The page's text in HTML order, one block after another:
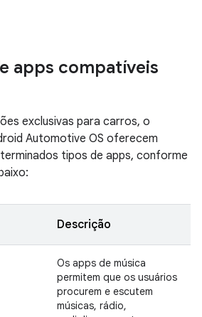
apps compatíveis
exclusivas para carros, o
Automotive OS oferecem
tipos de apps, conforme
Descrição
Os apps de música
permitem que os usuários
procurem e escutem
músicas, rádio,